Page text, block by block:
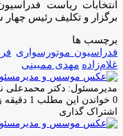
برگزار و تکلیف رئیس
برچسب ها
فدراسیون موتورسواری
غلام‌زاده مهدی ممبینی
مدیرمسئول: دکتر محمدعلی
0 خواندن این مطلب 1 دقیقه زمان میبرد
اشتراک گذاری
فیس
توئیتر
لینکدین
واتس
تلگرام
اشتراک
چاپ